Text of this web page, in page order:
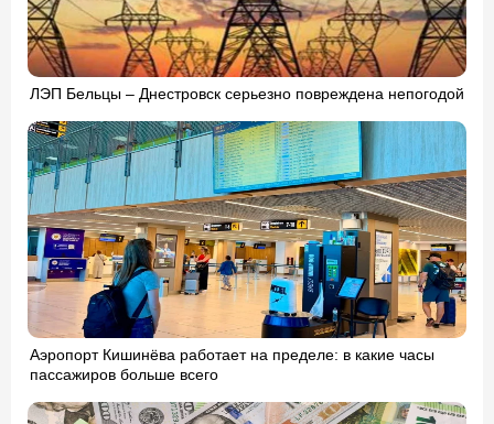
ЛЭП Бельцы – Днестровск серьезно повреждена непогодой
Аэропорт Кишинёва работает на пределе: в какие часы
пассажиров больше всего